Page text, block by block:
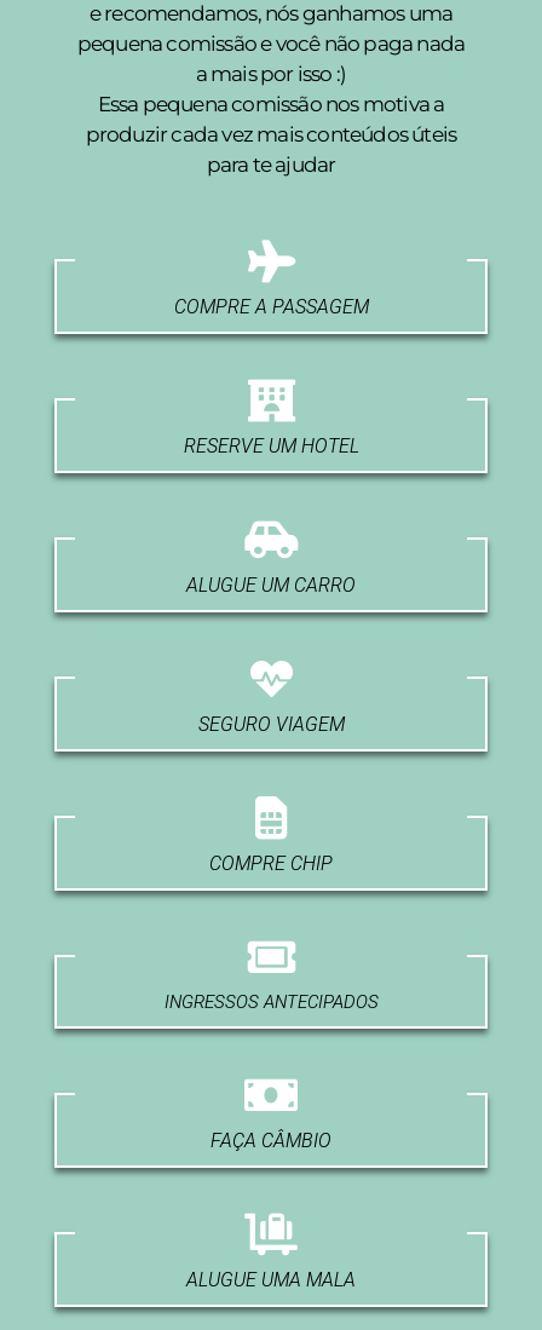
e recomendamos, nós ganhamos uma
pequena comissão e você não paga nada
a mais por isso :)
Essa pequena comissão nos motiva a
produzir cada vez mais conteúdos úteis
para te ajudar
COMPRE A PASSAGEM
RESERVE UM HOTEL
ALUGUE UM CARRO
SEGURO VIAGEM
COMPRE CHIP
INGRESSOS ANTECIPADOS
FAÇA CÂMBIO
ALUGUE UMA MALA